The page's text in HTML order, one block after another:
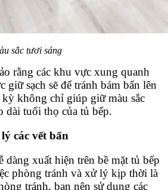
sắc tươi sáng
rằng các khu vực xung quanh
giữ sạch sẽ để tránh bám bẩn lên
không chỉ giúp giữ màu sắc
dài tuổi thọ của tủ bếp.
các vết bẩn
dàng xuất hiện trên bề mặt tủ bếp
phòng tránh và xử lý kịp thời là
tránh, bạn nên sử dụng các